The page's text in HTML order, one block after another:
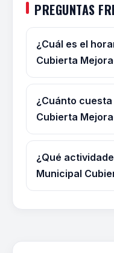
PREGUNTAS
¿Cuál es el
Cubierta
¿Cuánto
Cubierta
¿Qué
Municipal